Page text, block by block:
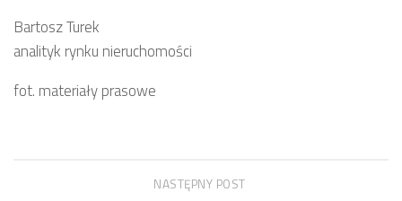
Bartosz Turek
analityk rynku nieruchomości
fot. materiały prasowe
NASTĘPNY POST